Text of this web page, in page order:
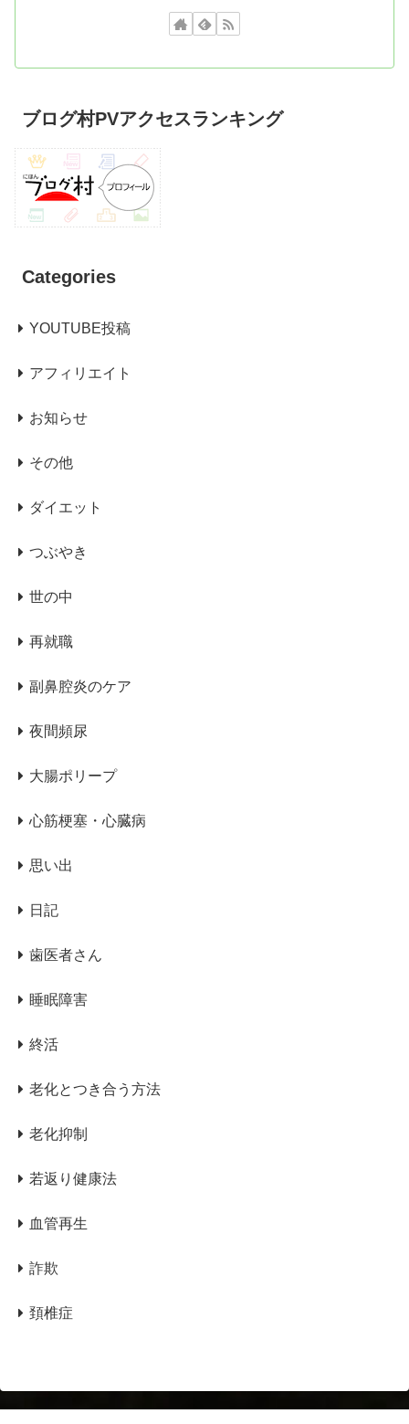
ブログ村PVアクセスランキング
Categories
YOUTUBE投稿
アフィリエイト
お知らせ
その他
ダイエット
つぶやき
世の中
再就職
副鼻腔炎のケア
夜間頻尿
大腸ポリープ
心筋梗塞・心臓病
思い出
日記
歯医者さん
睡眠障害
終活
老化とつき合う方法
老化抑制
若返り健康法
血管再生
詐欺
頚椎症